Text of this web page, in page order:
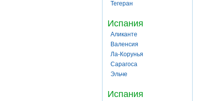
Тегеран
Испания
Аликанте
Валенсия
Ла-Корунья
Сарагоса
Эльче
Испания